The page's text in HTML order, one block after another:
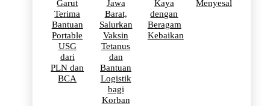
Garut
Terima
Bantuan
Portable
USG
dari
PLN dan
BCA
Jawa
Barat,
Salurkan
Vaksin
Tetanus
dan
Bantuan
Logistik
bagi
Korban
Kaya
dengan
Beragam
Kebaikan
Menyesal